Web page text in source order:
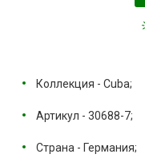
Коллекция - Cuba;
Артикул - 30688-7;
Страна - Германия;